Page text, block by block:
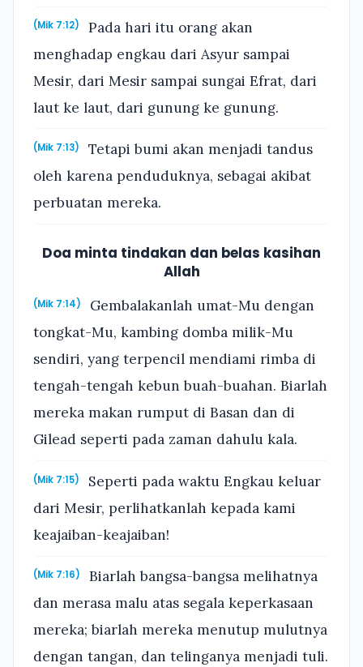
(Mik 7:12)
Pada hari itu orang akan
menghadap engkau dari Asyur sampai
Mesir, dari Mesir sampai sungai Efrat, dari
laut ke laut, dari gunung ke gunung.
(Mik 7:13)
Tetapi bumi akan menjadi tandus
oleh karena penduduknya, sebagai akibat
perbuatan mereka.
Doa minta tindakan dan belas kasihan
Allah
(Mik 7:14)
Gembalakanlah umat-Mu dengan
tongkat-Mu, kambing domba milik-Mu
sendiri, yang terpencil mendiami rimba di
tengah-tengah kebun buah-buahan. Biarlah
mereka makan rumput di Basan dan di
Gilead seperti pada zaman dahulu kala.
(Mik 7:15)
Seperti pada waktu Engkau keluar
dari Mesir, perlihatkanlah kepada kami
keajaiban-keajaiban!
(Mik 7:16)
Biarlah bangsa-bangsa melihatnya
dan merasa malu atas segala keperkasaan
mereka; biarlah mereka menutup mulutnya
dengan tangan, dan telinganya menjadi tuli.